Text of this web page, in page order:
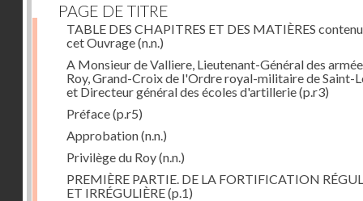
PAGE DE TITRE
TABLE DES CHAPITRES ET DES MATIÈRES
cet Ouvrage(n.n.)
A Monsieur de Valliere, Lieutenant-Général des
Roy, Grand-Croix de l'Ordre royal-militaire de Saint-
et Directeur général des écoles d'artillerie(p.r3)
Préface(p.r5)
Approbation(n.n.)
Privilège du Roy(n.n.)
PREMIÈRE PARTIE. DE LA FORTIFICATION
ET IRRÉGULIÈRE(p.1)